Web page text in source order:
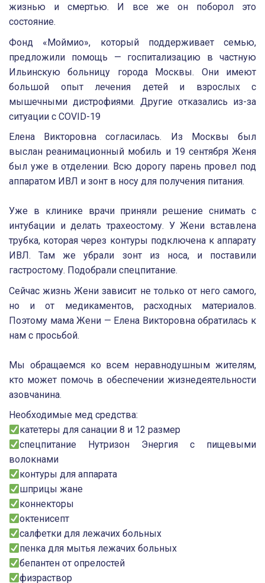
жизнью и смертью. И все же он поборол это
состояние.
Фонд «Моймио», который поддерживает семью,
предложили помощь — госпитализацию в частную
Ильинскую больницу города Москвы. Они имеют
большой опыт лечения детей и взрослых с
мышечными дистрофиями. Другие отказались из-за
ситуации с COVID-19
Елена Викторовна согласилась. Из Москвы был
выслан реанимационный мобиль и 19 сентября Женя
был уже в отделении. Всю дорогу парень провел под
аппаратом ИВЛ и зонт в носу для получения питания.
Уже в клинике врачи приняли решение снимать с
интубации и делать трахеостому. У Жени вставлена
трубка, которая через контуры подключена к аппарату
ИВЛ. Там же убрали зонт из носа, и поставили
гастростому. Подобрали спецпитание.
Сейчас жизнь Жени зависит не только от него самого,
но и от медикаментов, расходных материалов.
Поэтому мама Жени — Елена Викторовна обратилась к
нам с просьбой.
Мы обращаемся ко всем неравнодушным жителям,
кто может помочь в обеспечении жизнедеятельности
азовчанина.
Необходимые мед средства:
катетеры для санации 8 и 12 размер
спецпитание Нутризон Энергия с пищевыми
волокнами
контуры для аппарата
шприцы жане
коннекторы
октенисепт
салфетки для лежачих больных
пенка для мытья лежачих больных
бепантен от опрелостей
физраствор